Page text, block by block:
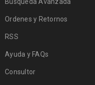
Ordenes y Retornos
RSS
Ayuda y FAQs
Consultor